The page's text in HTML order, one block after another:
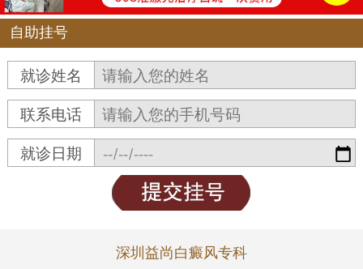
自助挂号
就诊姓名
联系电话
就诊日期
深圳益尚白癜风专科